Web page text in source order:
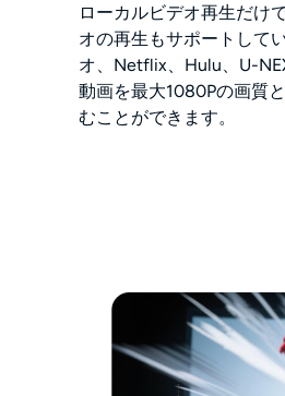
ローカルビデオ再生だけ
オの再生もサポートして
オ、Netflix、Hulu、U-
動画を最大1080Pの画質
むことができます。